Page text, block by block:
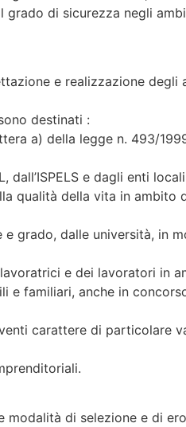
di sicurezza negli
e realizzazione degli
destinati :
a) della legge n. 493/
dall’ISPELS e dagli enti
qualità della vita in ambito
grado, dalle università, in
e dei lavoratori in
e familiari, anche in
carattere di particolare
modalità di selezione e di